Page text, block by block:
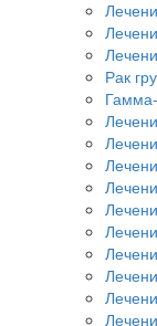
Рак